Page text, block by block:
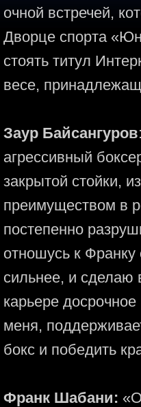
очной встречей,
Дворце спорта
стоять титул
весе,
Заур Байсангуров
агрессивный
закрытой стойки,
преимуществом в
постепенно
отношусь к
сильнее, и сделаю
карьере
меня,
бокс и победить
Франк Шабани: